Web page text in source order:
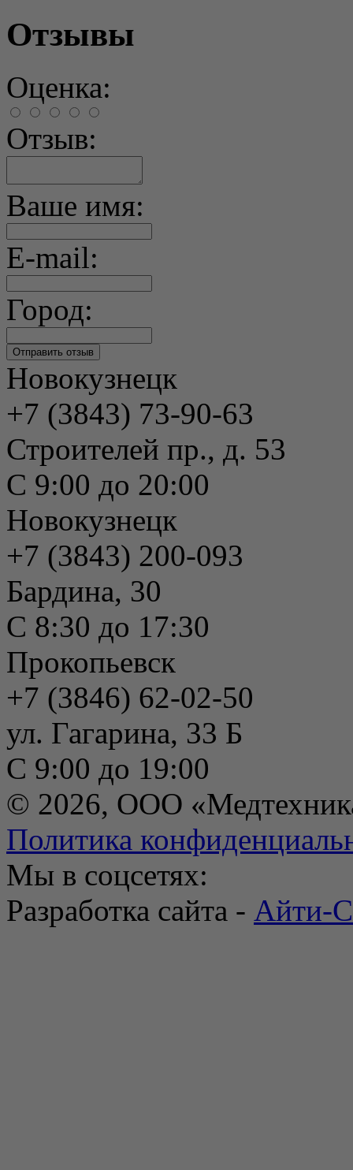
Отзывы
Оценка:
Отзыв:
Ваше имя:
E-mail:
Город:
Новокузнецк
+7 (3843) 73-90-63
Строителей пр., д. 53
С 9:00 до 20:00
Новокузнецк
+7 (3843) 200-093
Бардина, 30
С 8:30 до 17:30
Прокопьевск
+7 (3846) 62-02-50
ул. Гагарина, 33 Б
С 9:00 до 19:00
© 2026, ООО
Политика
Мы в соцсетях:
Разработка сайта - Айти-